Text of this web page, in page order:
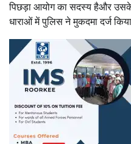
पिछड़ा आयोग का सदस्य हैऔर
धाराओं में पुलिस ने मुकदमा दर्ज